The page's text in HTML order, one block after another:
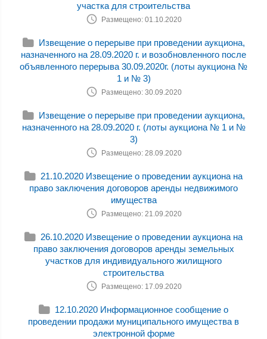
участка для строительства
Размещено: 01.10.2020
Извещение о перерыве при проведении аукциона,
назначенного на 28.09.2020 г. и возобновленного после
объявленного перерыва 30.09.2020г. (лоты аукциона №
1 и № 3)
Размещено: 30.09.2020
Извещение о перерыве при проведении аукциона,
назначенного на 28.09.2020 г. (лоты аукциона № 1 и №
3)
Размещено: 28.09.2020
21.10.2020 Извещение о проведении аукциона на
право заключения договоров аренды недвижимого
имущества
Размещено: 21.09.2020
26.10.2020 Извещение о проведении аукциона на
право заключения договоров аренды земельных
участков для индивидуального жилищного
строительства
Размещено: 17.09.2020
12.10.2020 Информационное сообщение о
проведении продажи муниципального имущества в
электронной форме